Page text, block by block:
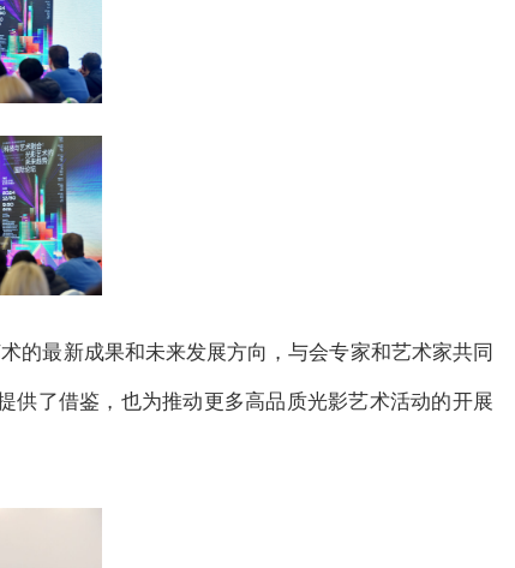
的最新成果和未来发展方向，与会专家和艺术家共同
供了借鉴，也为推动更多高品质光影艺术活动的开展